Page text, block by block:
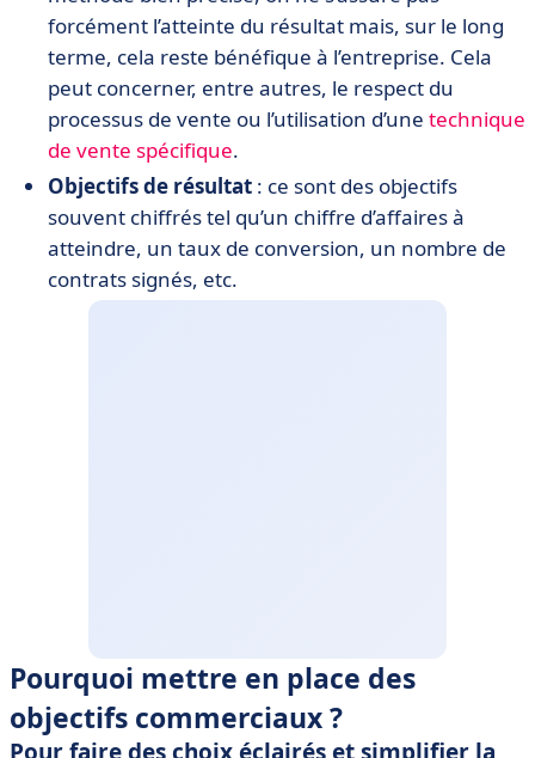
forcément l’atteinte du résultat mais, sur le long
terme, cela reste bénéfique à l’entreprise. Cela
peut concerner, entre autres, le respect du
processus de vente ou l’utilisation d’une technique
de vente spécifique.
Objectifs de résultat : ce sont des objectifs
souvent chiffrés tel qu’un chiffre d’affaires à
atteindre, un taux de conversion, un nombre de
contrats signés, etc.
Pourquoi mettre en place des
objectifs commerciaux ?